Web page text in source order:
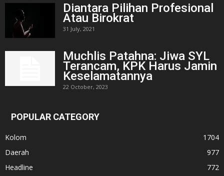
Diantara Pilihan Profesional
Atau Birokrat
31 July, 2021
Muchlis Patahna: Jiwa SYL
Terancam, KPK Harus Jamin
Keselamatannya
22 October, 2023
POPULAR CATEGORY
Kolom
1704
Daerah
977
Headline
772